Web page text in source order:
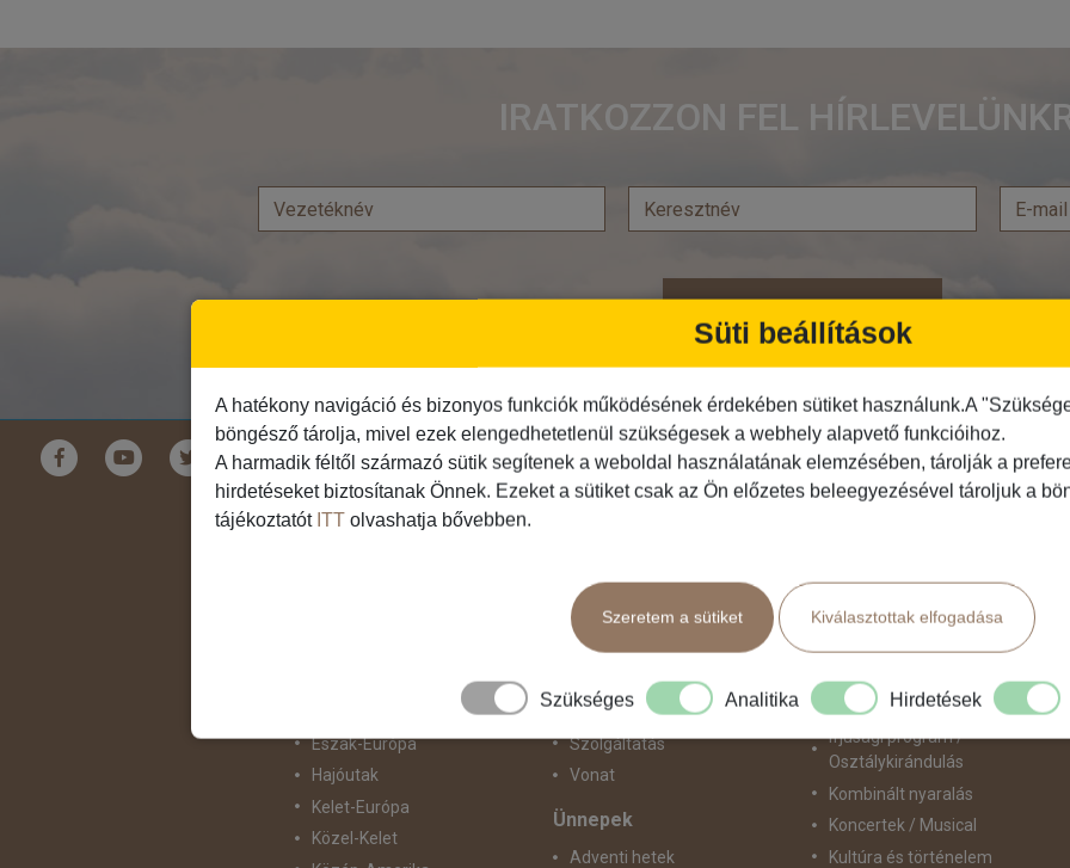
IRATKOZZON FEL
Feliratkozás
Földrészek
Ausztrália
Ázsia
Észak-Európa
Hajóutak
Kelet-Európa
Közel-Kelet
Közlekedés
Busszal
Fly & Drive
Hajó
repülő+busz
repülő+hajó
Repülővel
Szolgáltatás
Vonat
Ünnepek
Adventi hetek
Programtípus
1 napos utak
Egzotikus út
Fesztiválok
Golfút
Gyalogtúra
Hajóút
Ifjúsági program /
Osztálykirándulás
Kombinált nyaralás
Koncertek / Musical
Kultúra és történelem
Süti beállítások
A hatékony navigáció és bizonyos funkciók működésének érdekében sütiket használunk.A
böngésző tárolja, mivel ezek elengedhetetlenül szükségesek a webhely alapvető funkcióihoz.
A harmadik féltől származó sütik segítenek a weboldal használatának elemzésében, tárolják a
hirdetéseket biztosítanak Önnek. Ezeket a sütiket csak az Ön előzetes beleegyezésével tároljuk a
tájékoztatót ITT olvashatja bővebben.
Szeretem a sütiket Kiválasztottak elfogadása
Szükséges Analitika Hirdetések